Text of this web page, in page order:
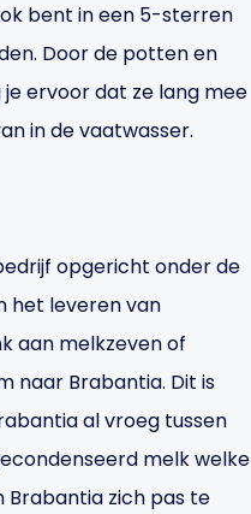
bent in een 5-sterren
Door de potten en
ervoor dat ze lang mee
in de vaatwasser.
opgericht onder de
het leveren van
aan melkzeven of
naar Brabantia. Dit is
al vroeg tussen
melk welke
Brabantia zich pas te